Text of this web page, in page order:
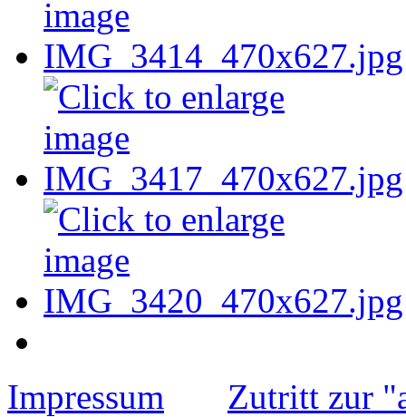
Impressum Zutritt zur